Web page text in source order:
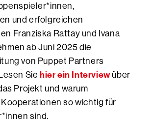
und erfolgreichen
Franziska Rattay und Ivana
ab Juni 2025 die
von Puppet Partners
Sie hier ein Interview über
Projekt und warum
so wichtig für
sind.